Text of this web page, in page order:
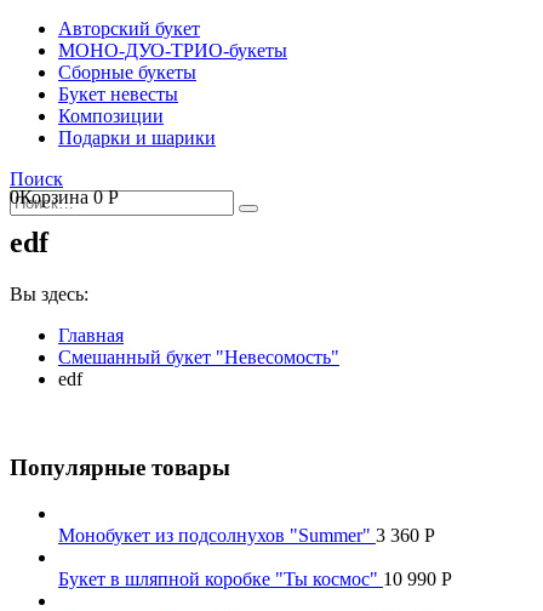
Авторский букет
МОНО-ДУО-ТРИО-букеты
Сборные букеты
Букет невесты
Композиции
Подарки и шарики
Поиск
0Корзина0Р
edf
Вы здесь:
Главная
Смешанный букет "Невесомость"
edf
Популярные товары
Монобукет из подсолнухов "Summer" 3 360 Р
Букет в шляпной коробке "Ты космос" 10 990 Р